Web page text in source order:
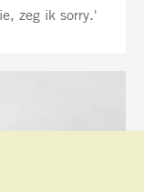
zeg ik sorry.'